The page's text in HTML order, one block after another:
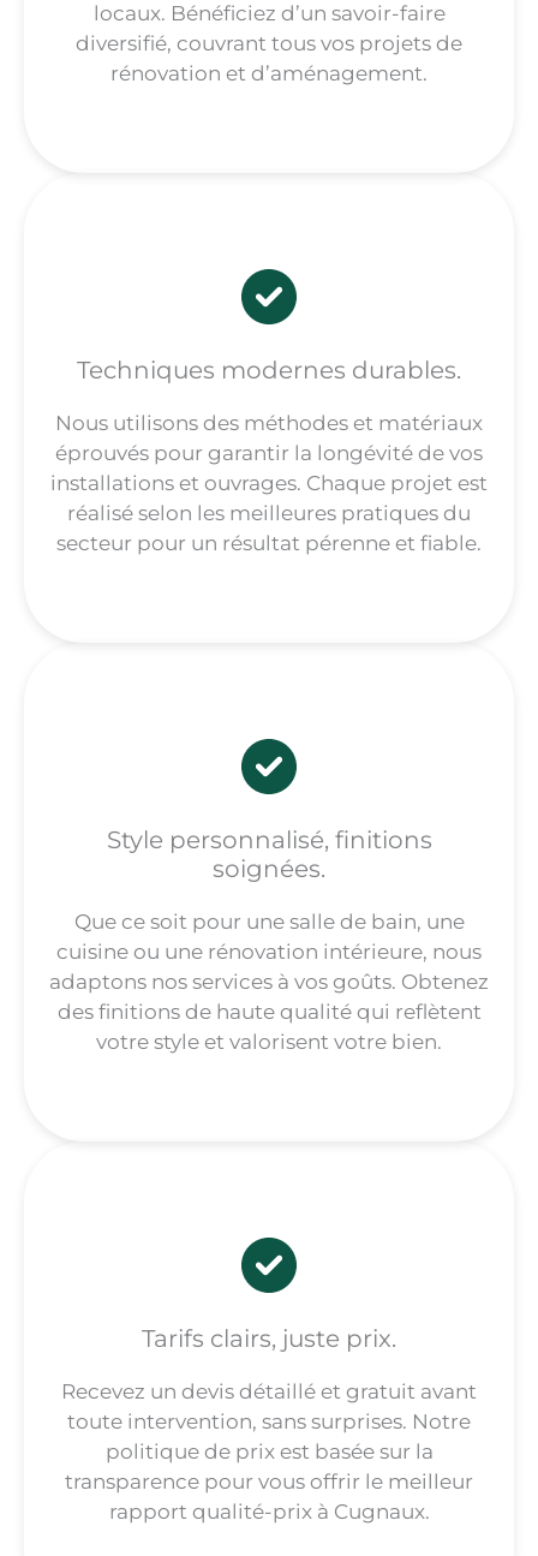
locaux. Bénéficiez d’un savoir-faire
diversifié, couvrant tous vos projets de
rénovation et d’aménagement.
Techniques modernes durables.
Nous utilisons des méthodes et matériaux
éprouvés pour garantir la longévité de vos
installations et ouvrages. Chaque projet est
réalisé selon les meilleures pratiques du
secteur pour un résultat pérenne et fiable.
Style personnalisé, finitions
soignées.
Que ce soit pour une salle de bain, une
cuisine ou une rénovation intérieure, nous
adaptons nos services à vos goûts. Obtenez
des finitions de haute qualité qui reflètent
votre style et valorisent votre bien.
Tarifs clairs, juste prix.
Recevez un devis détaillé et gratuit avant
toute intervention, sans surprises. Notre
politique de prix est basée sur la
transparence pour vous offrir le meilleur
rapport qualité-prix à Cugnaux.